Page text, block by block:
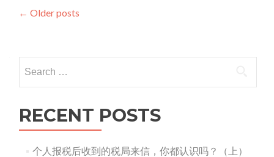
Posts
← Older posts
for:
RECENT POSTS
个人报税后收到的税局来信，你都认识吗？（上）